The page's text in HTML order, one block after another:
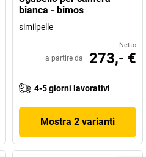
bianca - bimos
similpelle
Netto
a partire da 273,- €
4-5 giorni lavorativi
Mostra 2 varianti